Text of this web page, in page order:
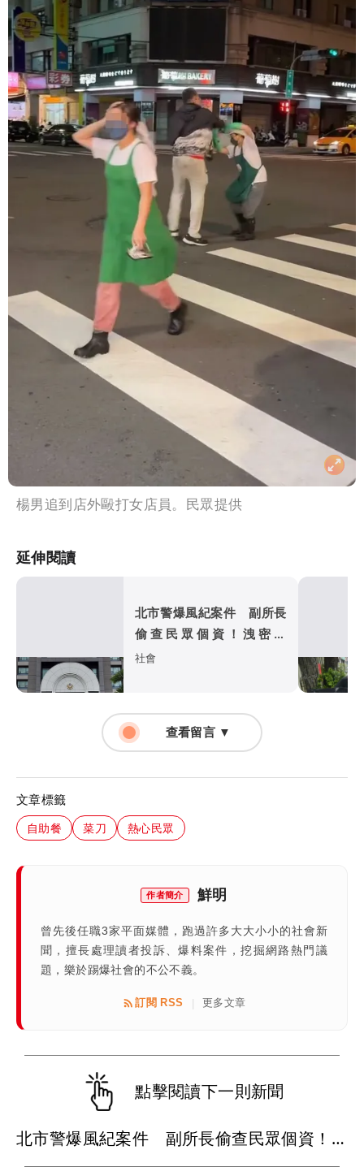
楊男追到店外毆打女店員。民眾提供
延伸閱讀
北市警爆風紀案件 副所長
偷查民眾個資！洩密送
辦...5萬元交保
社會
查看留言 ▼
文章標籤
自助餐 菜刀 熱心民眾
作者簡介 鮮明
曾先後任職3家平面媒體，跑過許多大大小小的社會新
聞，擅長處理讀者投訴、爆料案件，挖掘網路熱門議
題，樂於踢爆社會的不公不義。
訂閱 RSS 更多文章
點擊閱讀下一則新聞
北市警爆風紀案件 副所長偷查民眾個資！洩密送辦...5萬元交保